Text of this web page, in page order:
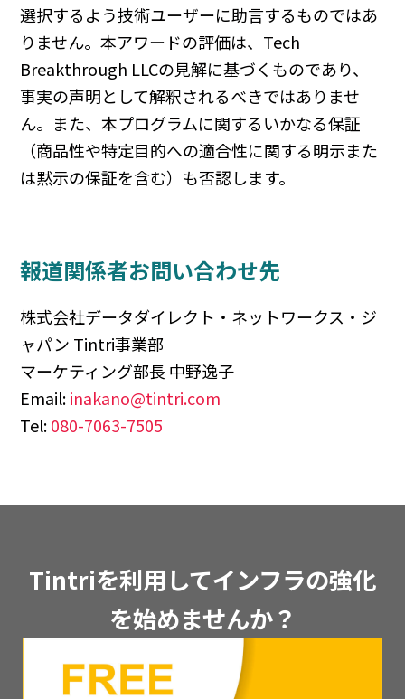
選択するよう技術ユーザーに助言するものではあ
りません。本アワードの評価は、Tech
Breakthrough LLCの見解に基づくものであり、
事実の声明として解釈されるべきではありませ
ん。また、本プログラムに関するいかなる保証
（商品性や特定目的への適合性に関する明示また
は黙示の保証を含む）も否認します。
報道関係者お問い合わせ先
株式会社データダイレクト・ネットワークス・ジ
ャパン Tintri事業部
マーケティング部長 中野逸子
Email:inakano@tintri.com
Tel:080-7063-7505
Tintriを利用してインフラの強化
を始めませんか？